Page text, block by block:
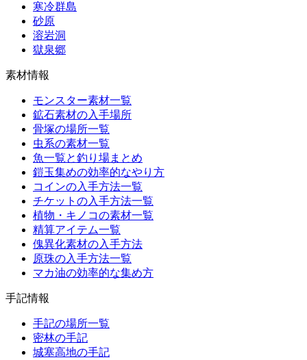
寒冷群島
砂原
溶岩洞
獄泉郷
素材情報
モンスター素材一覧
鉱石素材の入手場所
骨塚の場所一覧
虫系の素材一覧
魚一覧と釣り場まとめ
鎧玉集めの効率的なやり方
コインの入手方法一覧
チケットの入手方法一覧
植物・キノコの素材一覧
精算アイテム一覧
傀異化素材の入手方法
原珠の入手方法一覧
マカ油の効率的な集め方
手記情報
手記の場所一覧
密林の手記
城塞高地の手記